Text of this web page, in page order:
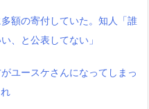
額の寄付していた。知人「誰
、と公表してない」
ユースケさんになってしまっ